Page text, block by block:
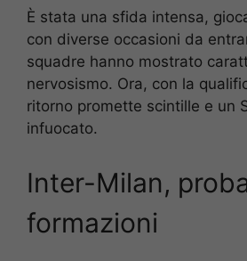
È stata una sfida intensa,
con diverse occasioni da
squadre hanno mostrato
nervosismo. Ora, con la
ritorno promette scintille e un
infuocato.
Inter-Milan,
formazioni